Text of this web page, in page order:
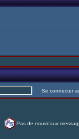
Se connecter
Pas de nouveaux